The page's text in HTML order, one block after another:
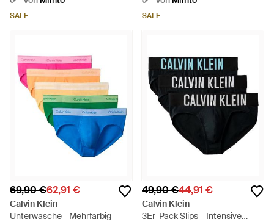
SALE SALE
69,90 €62,91 €
Calvin Klein
Unterwäsche - Mehrfarbig
49,90 €44,91 €
Calvin Klein
3Er-Pack Slips – Intensive